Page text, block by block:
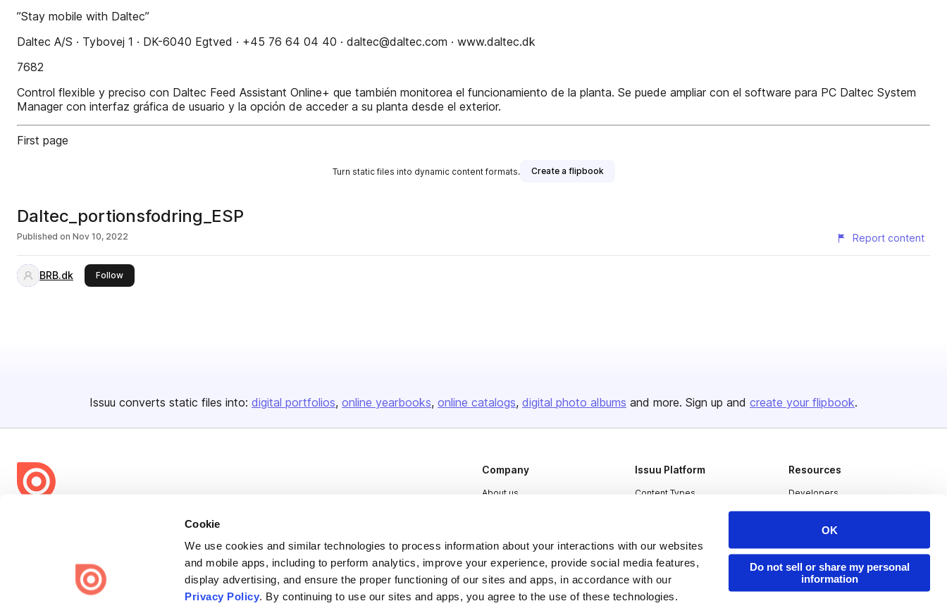
Cookie
We use cookies and similar technologies to process information about your interactions with our websites
and mobile apps, including to perform analytics, improve your experience, provide social media features,
display advertising, and ensure the proper functioning of our sites and apps, in accordance with our
Privacy Policy. By continuing to use our sites and apps, you agree to the use of these technologies.
OK
Do not sell or share my personal
information
”Stay mobile with Daltec”
Daltec A/S · Tybovej 1 · DK-6040 Egtved · +45 76 64 04 40 · daltec@daltec.com · www.daltec.dk
7682
Control flexible y preciso con Daltec Feed Assistant Online+ que también monitorea el funcionamiento de la planta. Se puede ampliar con el software para PC Daltec System
Manager con interfaz gráfica de usuario y la opción de acceder a su planta desde el exterior.
First page
Turn static files into dynamic content formats. Create a flipbook
Daltec_portionsfodring_ESP
Published on Nov 10, 2022 Report content
BRB.dk Followthis publisher
Issuu converts static files into: digital portfolios online yearbooks online catalogs digital photo albums and more. Sign up and create your flipbook.
share everywhere.
Issuu turns PDFs and other files into interactive flipbooks and
engaging content for every channel.
Company
About us
Plans & Pricing
Press
Contact
Issuu Platform
Content Types
Industries
Resources
Developers